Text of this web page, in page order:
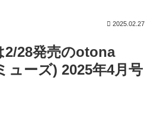
2025.02.27
2/28発売のotona
ューズ) 2025年4月号